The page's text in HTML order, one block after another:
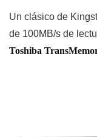
Un clásico de
de 100MB/s de
Toshiba